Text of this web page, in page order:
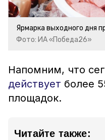
Ярмарка выходного дня
Фото: ИА «Победа26»
Напомним, что
действует более
площадок.
Читайте также: